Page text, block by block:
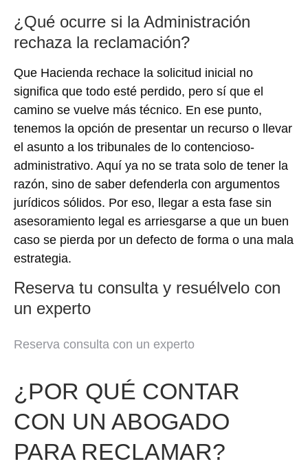
¿Qué ocurre si la Administración
rechaza la reclamación?
Que Hacienda rechace la solicitud inicial no
significa que todo esté perdido, pero sí que el
camino se vuelve más técnico. En ese punto,
tenemos la opción de presentar un recurso o llevar
el asunto a los tribunales de lo contencioso-
administrativo. Aquí ya no se trata solo de tener la
razón, sino de saber defenderla con argumentos
jurídicos sólidos. Por eso, llegar a esta fase sin
asesoramiento legal es arriesgarse a que un buen
caso se pierda por un defecto de forma o una mala
estrategia.
Reserva tu consulta y resuélvelo con
un experto
Reserva consulta con un experto
¿POR QUÉ CONTAR
CON UN ABOGADO
PARA RECLAMAR?